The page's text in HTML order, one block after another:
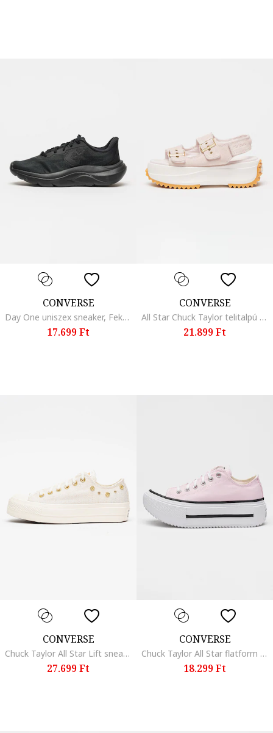
CONVERSE
Day One uniszex sneaker, Fekete
17.699 Ft
CONVERSE
All Star Chuck Taylor telitalpú nyersbőr szandál, Rózsaszín
21.899 Ft
CONVERSE
Chuck Taylor All Star Lift sneaker, Aranyszín/Krémszín
27.699 Ft
CONVERSE
Chuck Taylor All Star flatform sneaker, Pasztellrózsaszín
18.299 Ft